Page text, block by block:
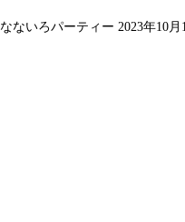
なないろパーティー 2023年10月